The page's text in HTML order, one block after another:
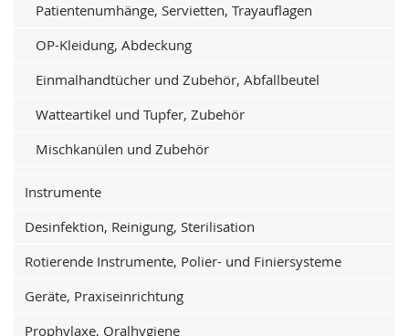
Patientenumhänge, Servietten, Trayauflagen
OP-Kleidung, Abdeckung
Einmalhandtücher und Zubehör, Abfallbeutel
Watteartikel und Tupfer, Zubehör
Mischkanülen und Zubehör
Instrumente
Desinfektion, Reinigung, Sterilisation
Rotierende Instrumente, Polier- und Finiersysteme
Geräte, Praxiseinrichtung
Prophylaxe, Oralhygiene